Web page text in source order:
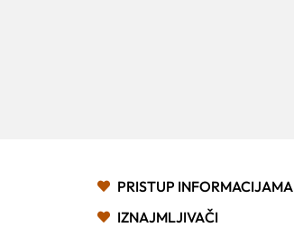
PRISTUP INFORMACIJAMA
IZNAJMLJIVAČI